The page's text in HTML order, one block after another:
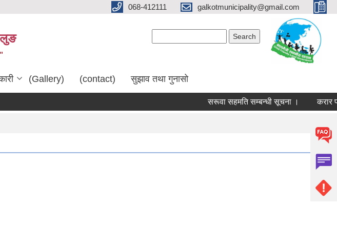
068-412111 galkotmunicipality@gmail.com
(Gallery) (contact) सुझाव तथा गुनासो
सरूवा सहमति सम्बन्धी सूचना । करार